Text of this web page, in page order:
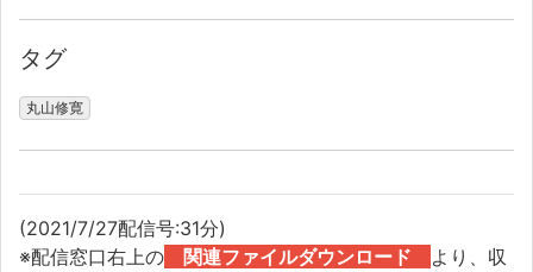
タグ
丸山修寛
(2021/7/27配信号:31分)
※配信窓口右上の 関連ファイルダウンロード より、収